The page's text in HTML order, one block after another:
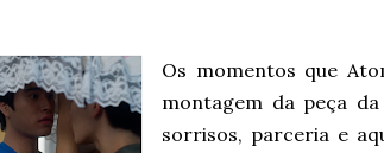
Os momentos que
montagem da peça
sorrisos, parceria e